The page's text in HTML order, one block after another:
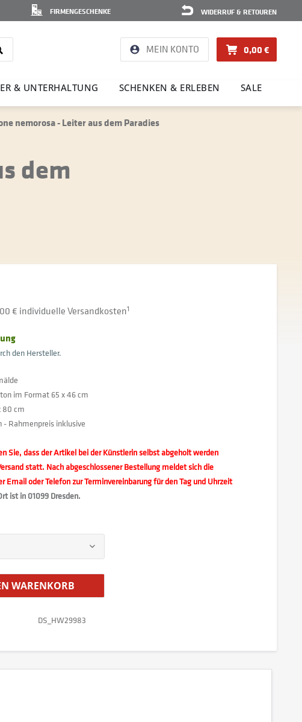
WIDERRUF & RETOUREN
FIRMENGESCHENKE
MEIN KONTO 0,00 €
& UNTER­HAL­TUNG SCHENKEN & ERLEBEN SALE
nemorosa - Leiter aus dem Paradies
dem
€ individuelle Versandkosten1
den Hersteller.
im Format 65 x 46 cm
80 cm
Rahmenpreis inklusive
Sie, dass der Artikel bei der Künstlerin selbst abgeholt werden
statt. Nach abgeschlossener Bestellung meldet sich die
Email oder Telefon zur Terminvereinbarung für den Tag und Uhrzeit
ist in 01099 Dresden.
WARENKORB
DS_HW29983